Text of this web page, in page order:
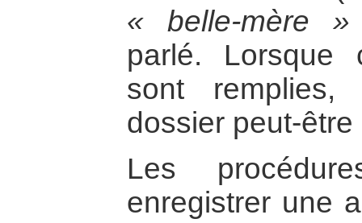
« belle-mère »
parlé. Lorsque
sont remplies,
dossier peut-
Les
enregistrer une